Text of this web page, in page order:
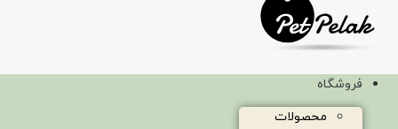
فروشگاه
محصولات